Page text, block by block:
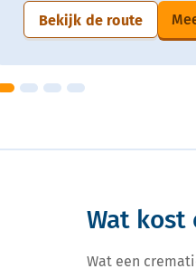
Bekijk de route
Wat kost
Wat een